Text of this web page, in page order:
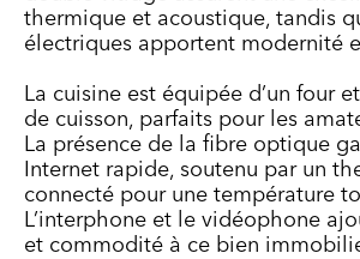
thermique et acoustique, tandis
électriques apportent modernité
La cuisine est équipée d’un four
de cuisson, parfaits pour les
La présence de la fibre optique
Internet rapide, soutenu par un
connecté pour une température
L’interphone et le vidéophone
et commodité à ce bien